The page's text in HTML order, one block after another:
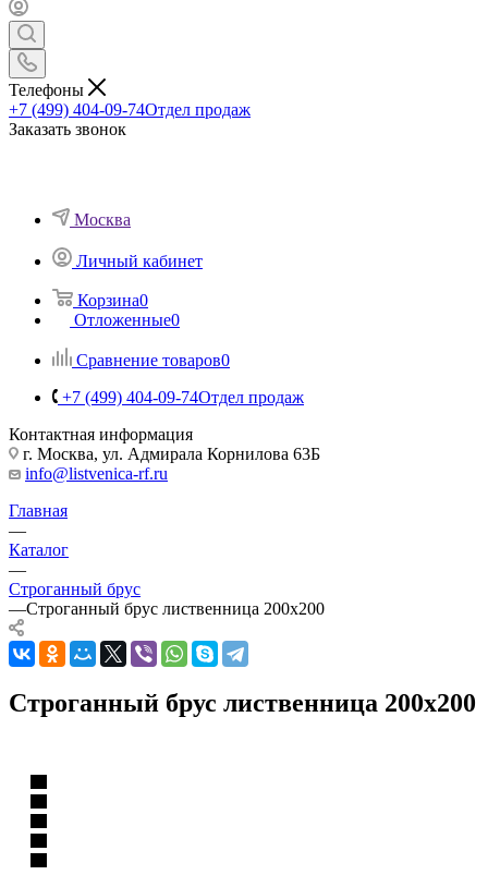
Телефоны
+7 (499) 404-09-74Отдел продаж
Заказать звонок
Москва
Личный кабинет
Корзина0
Отложенные0
Сравнение товаров0
+7 (499) 404-09-74Отдел продаж
Контактная информация
г. Москва, ул. Адмирала Корнилова 63Б
info@listvenica-rf.ru
Главная
—
Каталог
—
Строганный брус
—Строганный брус лиственница 200х200
Строганный брус лиственница 200х200